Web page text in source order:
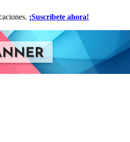
¡Suscríbete ahora!